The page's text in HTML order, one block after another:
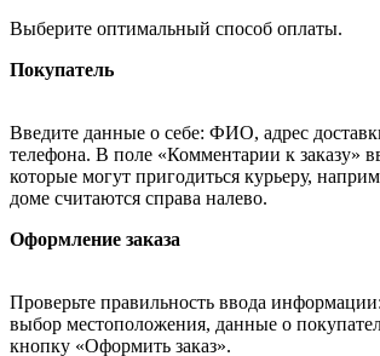
Выберите оптимальный способ оплаты.
Покупатель
Введите данные о себе: ФИО, адрес
телефона. В поле «Комментарии к заказу»
которые могут пригодиться курьеру,
доме считаются справа налево.
Оформление заказа
Проверьте правильность ввода
выбор местоположения, данные о
кнопку «Оформить заказ».